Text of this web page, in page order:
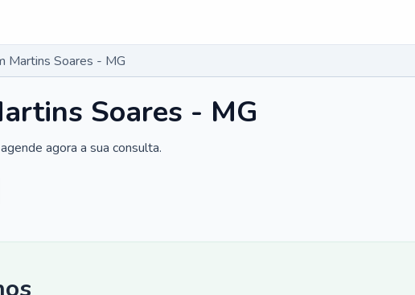
Martins Soares - MG
Soares - MG
agora a sua consulta.